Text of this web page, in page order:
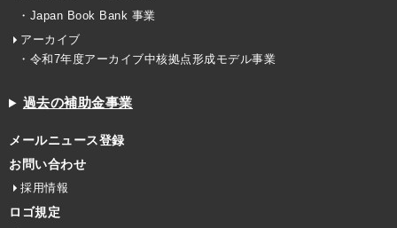
・Japan Book Bank 事業
アーカイブ
・令和7年度アーカイブ中核拠点形成モデル事業
過去の補助金事業
メールニュース登録
お問い合わせ
採用情報
ロゴ規定